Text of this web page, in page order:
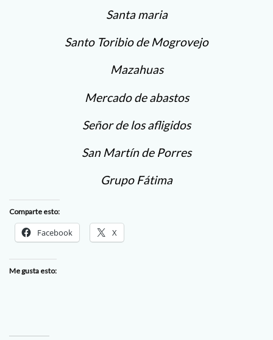
Santa maria
Santo Toribio de Mogrovejo
Mazahuas
Mercado de abastos
Señor de los afligidos
San Martín de Porres
Grupo Fátima
Comparte esto:
Facebook X
Me gusta esto: